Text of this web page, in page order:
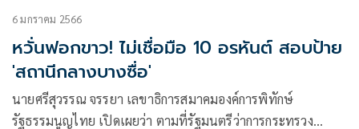
6 มกราคม 2566
หวั่นฟอกขาว! ไม่เชื่อมือ 10 อรหันต์ สอบป้าย
'สถานีกลางบางซื่อ'
นายศรีสุวรรณ จรรยา เลขาธิการสมาคมองค์การพิทักษ์
รัฐธรรมนูญไทย เปิดเผยว่า ตามที่รัฐมนตรีว่าการกระทรวง